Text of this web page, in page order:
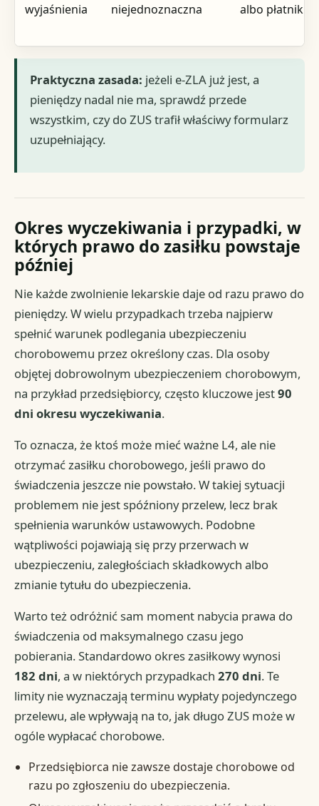
wyjaśnienia
niejednoznaczna
albo płatnik
Praktyczna zasada: jeżeli e-ZLA już jest, a
pieniędzy nadal nie ma, sprawdź przede
wszystkim, czy do ZUS trafił właściwy formularz
uzupełniający.
Okres wyczekiwania i przypadki, w
których prawo do zasiłku powstaje
później
Nie każde zwolnienie lekarskie daje od razu prawo do
pieniędzy. W wielu przypadkach trzeba najpierw
spełnić warunek podlegania ubezpieczeniu
chorobowemu przez określony czas. Dla osoby
objętej dobrowolnym ubezpieczeniem chorobowym,
na przykład przedsiębiorcy, często kluczowe jest90
dni okresu wyczekiwania.
To oznacza, że ktoś może mieć ważne L4, ale nie
otrzymać zasiłku chorobowego, jeśli prawo do
świadczenia jeszcze nie powstało. W takiej sytuacji
problemem nie jest spóźniony przelew, lecz brak
spełnienia warunków ustawowych. Podobne
wątpliwości pojawiają się przy przerwach w
ubezpieczeniu, zaległościach składkowych albo
zmianie tytułu do ubezpieczenia.
Warto też odróżnić sam moment nabycia prawa do
świadczenia od maksymalnego czasu jego
pobierania. Standardowo okres zasiłkowy wynosi
182 dni, a w niektórych przypadkach270 dni. Te
limity nie wyznaczają terminu wypłaty pojedynczego
przelewu, ale wpływają na to, jak długo ZUS może w
ogóle wypłacać chorobowe.
Przedsiębiorca nie zawsze dostaje chorobowe od
razu po zgłoszeniu do ubezpieczenia.